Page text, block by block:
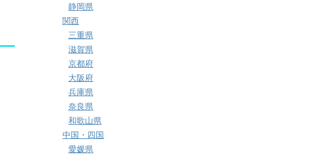
静岡県
関西
三重県
滋賀県
京都府
大阪府
兵庫県
奈良県
和歌山県
中国・四国
愛媛県